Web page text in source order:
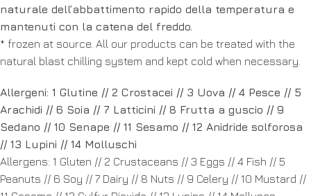
naturale dell’abbattimento rapido della temperatura e
mantenuti con la catena del freddo.
* frozen at source. All our products can be treated with the
natural blast chilling system and kept cold when necessary.
Allergeni: 1 Glutine // 2 Crostacei // 3 Uova // 4 Pesce // 5
Arachidi // 6 Soia // 7 Latticini // 8 Frutta a guscio // 9
Sedano // 10 Senape // 11 Sesamo // 12 Anidride solforosa
// 13 Lupini // 14 Molluschi
Allergens: 1 Gluten // 2 Crustaceans // 3 Eggs // 4 Fish // 5
Peanuts // 6 Soy // 7 Dairy // 8 Nuts // 9 Celery // 10 Mustard //